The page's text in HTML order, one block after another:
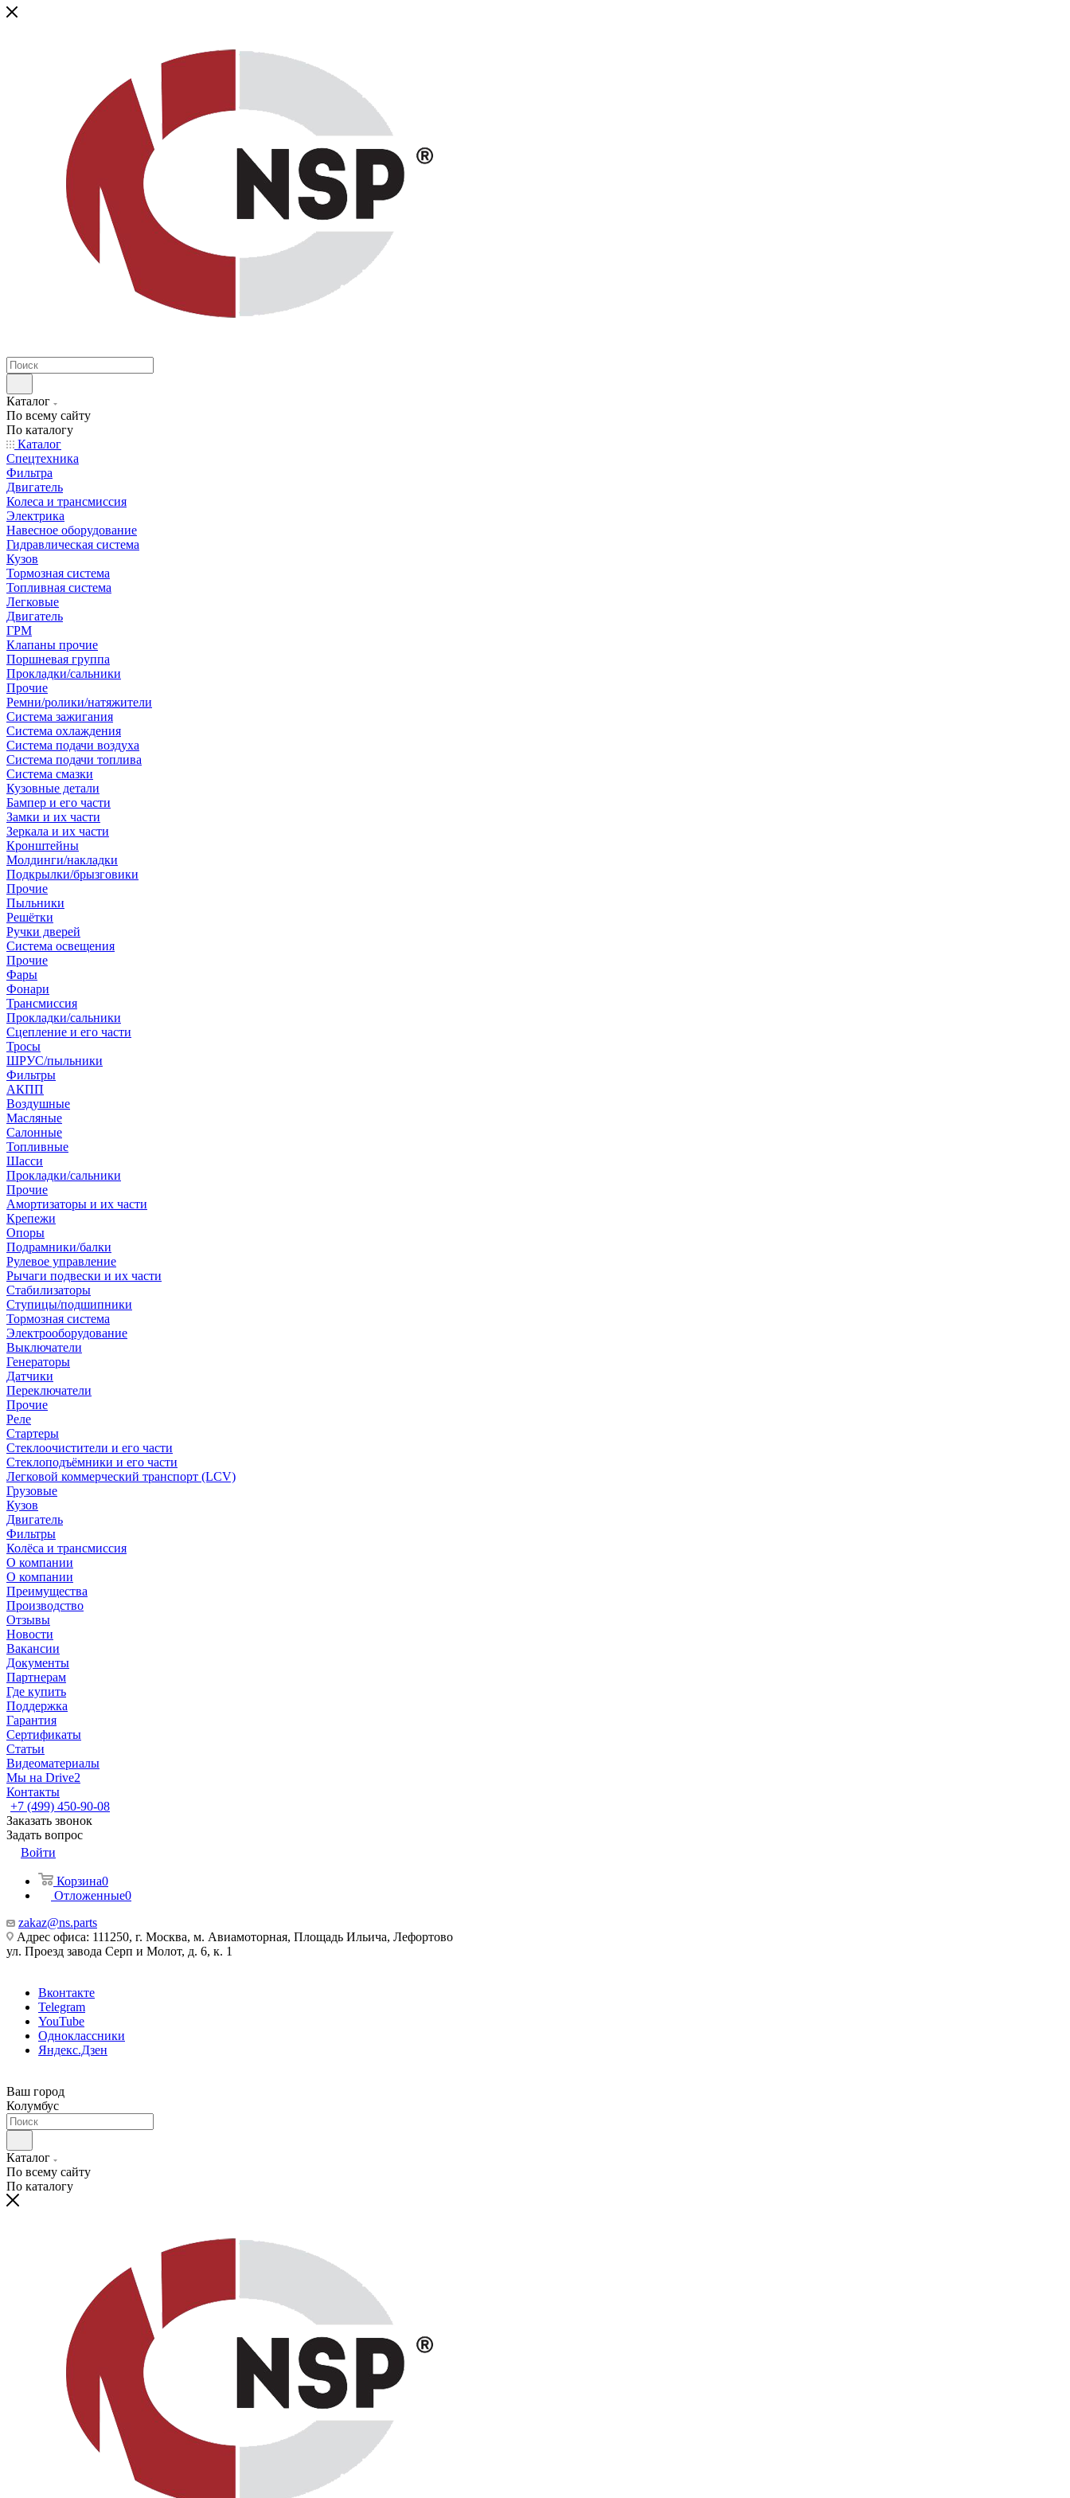
Каталог
По всему сайту
По каталогу
Каталог
Спецтехника
Фильтра
Двигатель
Колеса и трансмиссия
Электрика
Навесное оборудование
Гидравлическая система
Кузов
Тормозная система
Топливная система
Легковые
Двигатель
ГРМ
Клапаны прочие
Поршневая группа
Прокладки/сальники
Прочие
Ремни/ролики/натяжители
Система зажигания
Система охлаждения
Система подачи воздуха
Система подачи топлива
Система смазки
Кузовные детали
Бампер и его части
Замки и их части
Зеркала и их части
Кронштейны
Молдинги/накладки
Подкрылки/брызговики
Прочие
Пыльники
Решётки
Ручки дверей
Система освещения
Прочие
Фары
Фонари
Трансмиссия
Прокладки/сальники
Сцепление и его части
Тросы
ШРУС/пыльники
Фильтры
АКПП
Воздушные
Масляные
Салонные
Топливные
Шасси
Прокладки/сальники
Прочие
Амортизаторы и их части
Крепежи
Опоры
Подрамники/балки
Рулевое управление
Рычаги подвески и их части
Стабилизаторы
Ступицы/подшипники
Тормозная система
Электрооборудование
Выключатели
Генераторы
Датчики
Переключатели
Прочие
Реле
Стартеры
Стеклоочистители и его части
Стеклоподъёмники и его части
Легковой коммерческий транспорт (LCV)
Грузовые
Кузов
Двигатель
Фильтры
Колёса и трансмиссия
О компании
О компании
Преимущества
Производство
Отзывы
Новости
Вакансии
Документы
Партнерам
Где купить
Поддержка
Гарантия
Сертификаты
Статьи
Видеоматериалы
Мы на Drive2
Контакты
+7 (499) 450-90-08
Заказать звонок
Задать вопрос
Войти
Корзина0
Отложенные0
zakaz@ns.parts
Адрес офиса: 111250, г. Москва, м. Авиамоторная, Площадь Ильича, Лефортово
ул. Проезд завода Серп и Молот, д. 6, к. 1
Вконтакте
Telegram
YouTube
Одноклассники
Яндекс.Дзен
Ваш город
Колумбус
Каталог
По всему сайту
По каталогу